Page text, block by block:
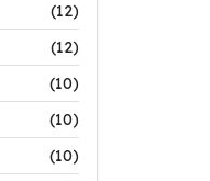
(12)
(12)
(10)
(10)
(10)